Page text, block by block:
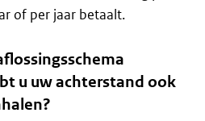
of per jaar betaalt.
u uw achterstand ook